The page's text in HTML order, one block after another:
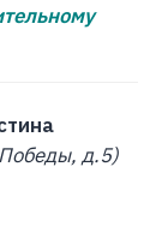
Победы, д.5)